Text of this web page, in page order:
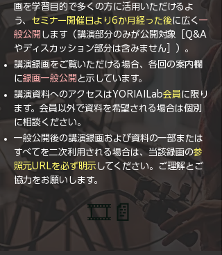
画を学習目的で多くの方に活用いただけるよ
う、セミナー開催日より6か月経った後に広く 一
般公開 します（講演部分のみが公開対象［Q&A
やディスカッション部分は含みません］）。
講演録画をご覧いただける場合、各回の案内欄
に録画一般公開 と示しています。
講演資料へのアクセスはYORIAILab会員に限り
ます。会員以外で資料を希望される場合は個別
に相談ください。
一般公開後の講演録画および資料の一部または
すべてを二次利用される場合は、当該録画の参
照元URLを必ず明示 してください。ご理解とご
協力をお願いします。
🎞️📄